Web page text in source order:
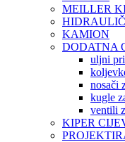
MEILLER
KAMION
DODATNA
uljni
nosači
kugle
ventili
KIPER